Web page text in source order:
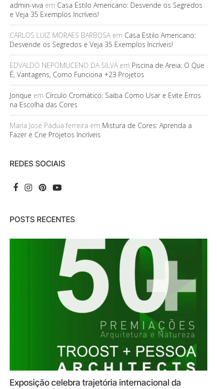
admin-viva em Casa Estilo Americano: Desvende os Segredos
e Veja 35 Exemplos Incríveis!
CARLOS LUIZ MORAES BARBOSAem Casa Estilo Americano:
Desvende os Segredos e Veja 35 Exemplos Incríveis!
EDVALDO NEPOMUCENO DA SILVAem Piscina de Areia: O Que
É, Vantagens, Como Funciona +23 Projetos
Jonque em Círculo Cromático: Saiba Como Usar e Evite Erros
na Escolha das Cores
Maria José Pádua ferreira em Mistura de Cores: Aprenda a
Fazer e Crie Projetos Incríveis
REDES SOCIAIS
POSTS RECENTES
Exposição celebra trajetória internacional da